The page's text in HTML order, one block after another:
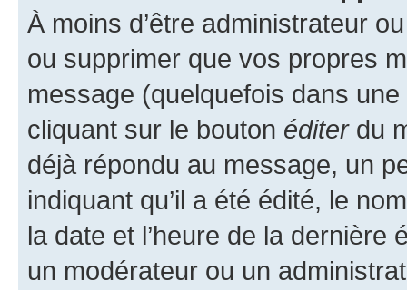
À moins d’être administrateur
ou supprimer que vos propres
message (quelquefois dans
cliquant sur le bouton éditerdu
déjà répondu au message, un
indiquant qu’il a été édité, le
la date et l’heure de la dernière
un modérateur ou un